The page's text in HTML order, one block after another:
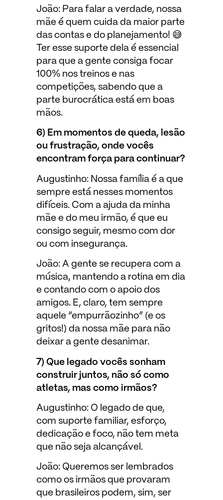
João: Para falar a verdade, nossa
mãe é quem cuida da maior parte
das contas e do planejamento! 😅
Ter esse suporte dela é essencial
para que a gente consiga focar
100% nos treinos e nas
competições, sabendo que a
parte burocrática está em boas
mãos.
6) Em momentos de queda, lesão
ou frustração, onde vocês
encontram força para continuar?
Augustinho: Nossa família é a que
sempre está nesses momentos
difíceis. Com a ajuda da minha
mãe e do meu irmão, é que eu
consigo seguir, mesmo com dor
ou com insegurança.
João: A gente se recupera com a
música, mantendo a rotina em dia
e contando com o apoio dos
amigos. E, claro, tem sempre
aquele “empurrãozinho” (e os
gritos!) da nossa mãe para não
deixar a gente desanimar.
7) Que legado vocês sonham
construir juntos, não só como
atletas, mas como irmãos?
Augustinho: O legado de que,
com suporte familiar, esforço,
dedicação e foco, não tem meta
que não seja alcançável.
João: Queremos ser lembrados
como os irmãos que provaram
que brasileiros podem, sim, ser